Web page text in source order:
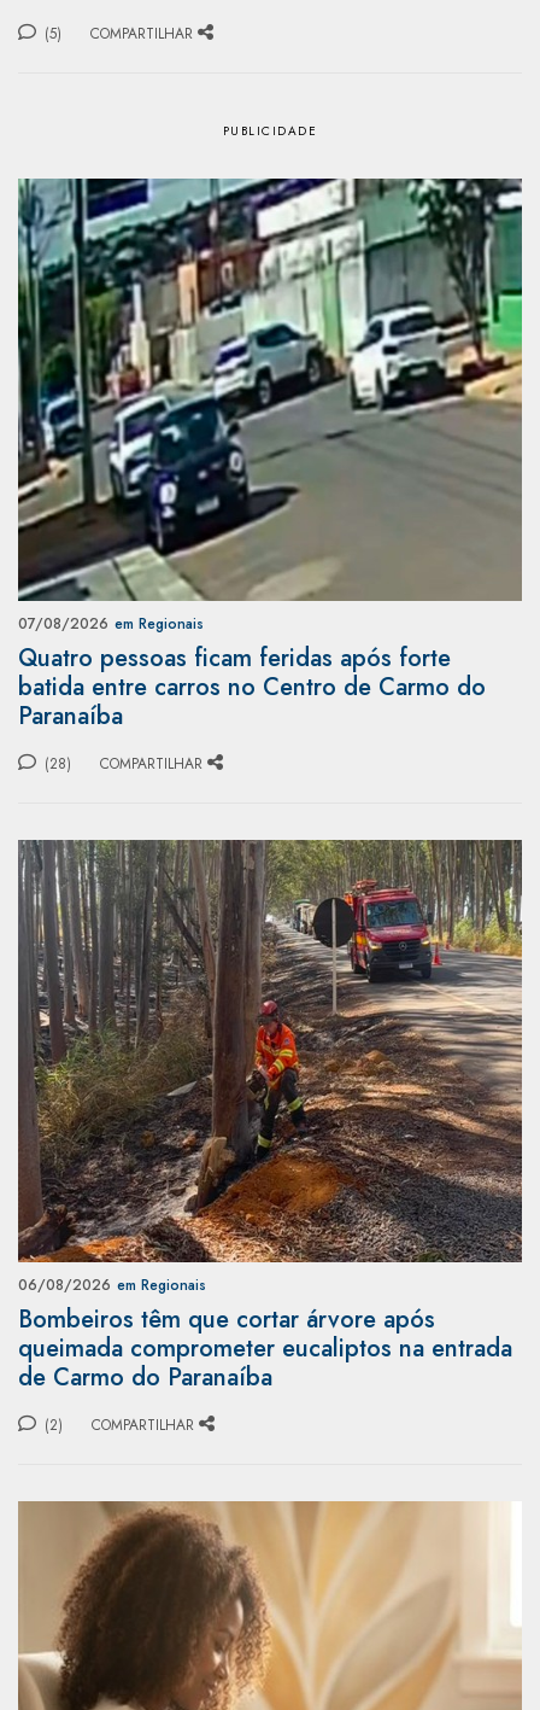
(5) COMPARTILHAR
07/08/2026 em Regionais
Quatro pessoas ficam feridas após forte
batida entre carros no Centro de Carmo do
Paranaíba
(28) COMPARTILHAR
06/08/2026 em Regionais
Bombeiros têm que cortar árvore após
queimada comprometer eucaliptos na entrada
de Carmo do Paranaíba
(2) COMPARTILHAR